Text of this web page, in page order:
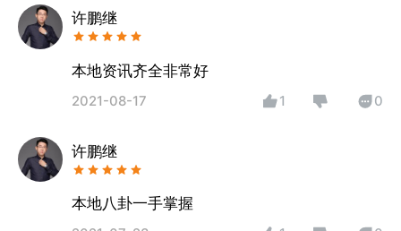
许鹏继
本地资讯齐全非常好
2021-08-17 1 0
许鹏继
本地八卦一手掌握